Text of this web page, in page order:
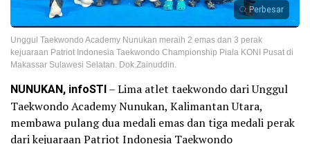
Perbesar
Unggul Taekwondo Academy Nunukan meraih 2 emas dan 3 perak
kejuaraan Patriot Indonesia Taekwondo Championship Piala KONI Pusat di
Makassar Sulawesi Selatan. Dok.Zainuddin.
NUNUKAN, infoSTI– Lima atlet taekwondo dari Unggul
Taekwondo Academy Nunukan, Kalimantan Utara,
membawa pulang dua medali emas dan tiga medali perak
dari kejuaraan Patriot Indonesia Taekwondo